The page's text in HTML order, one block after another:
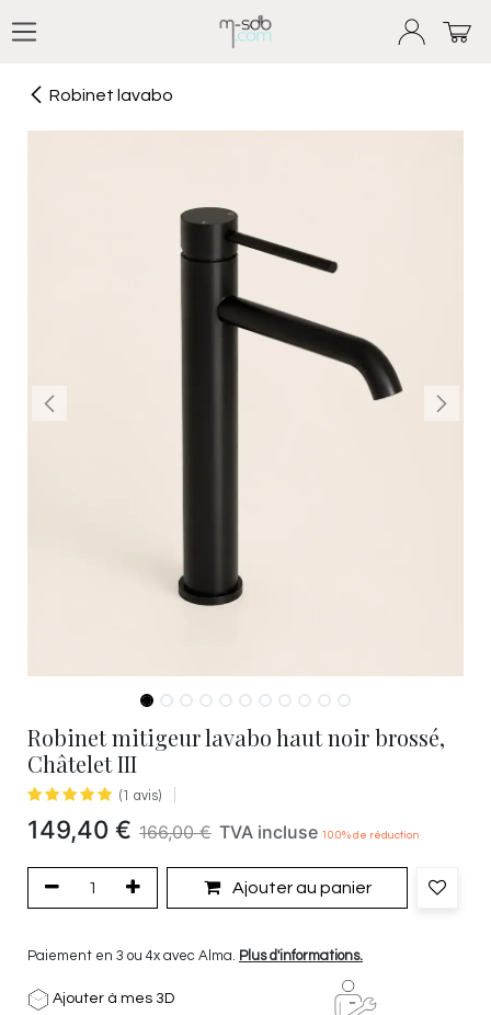
Robinet lavabo
Robinet mitigeur lavabo haut noir brossé,
Châtelet III
(1 avis)
149,40 € 166,00€ TVA incluse 10.0% de réduction
Ajouter au panier
Paiement en 3 ou 4x avec Alma. Plus d'informations.
Ajouter à mes 3D